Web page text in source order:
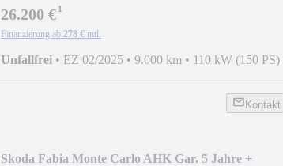
26.200 €¹
Finanzierung ab 278 € mtl.
Unfallfrei • EZ 02/2025 • 9.000 km • 110 kW (150 PS)
Kontakt
Skoda Fabia Monte Carlo AHK Gar. 5 Jahre +